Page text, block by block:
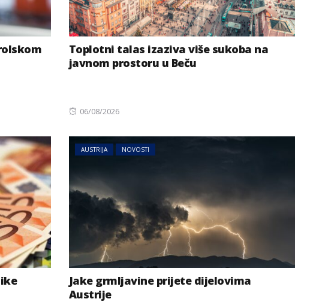
Toplotni talas izaziva više sukoba na
javnom prostoru u Beču
Posted
06/08/2026
AUSTRIJA NOVOSTI
Jake grmljavine prijete dijelovima
Austrije